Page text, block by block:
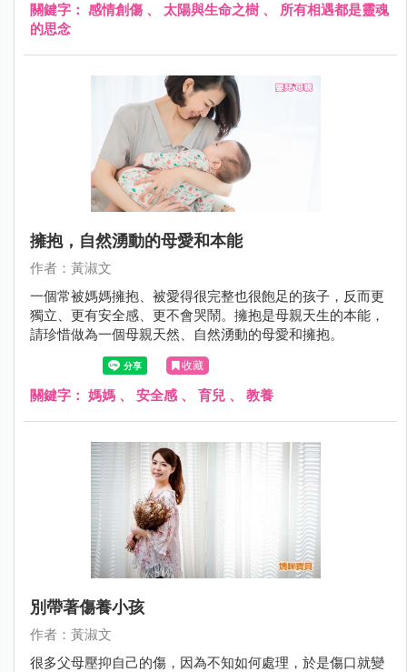
關鍵字： 感情創傷 、 太陽與生命之樹 、 所有相遇都是靈魂
的思念
擁抱，自然湧動的母愛和本能
作者：黃淑文
一個常被媽媽擁抱、被愛得很完整也很飽足的孩子，反而更
獨立、更有安全感、更不會哭鬧。擁抱是母親天生的本能，
請珍惜做為一個母親天然、自然湧動的母愛和擁抱。
收藏
關鍵字： 媽媽 、 安全感 、 育兒 、 教養
別帶著傷養小孩
作者：黃淑文
很多父母壓抑自己的傷，因為不知如何處理，於是傷口就變